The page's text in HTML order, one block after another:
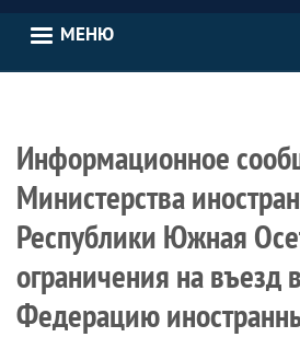
МЕНЮ
Информационное
Министерства
Республики Южная
ограничения на въезд
Федерацию